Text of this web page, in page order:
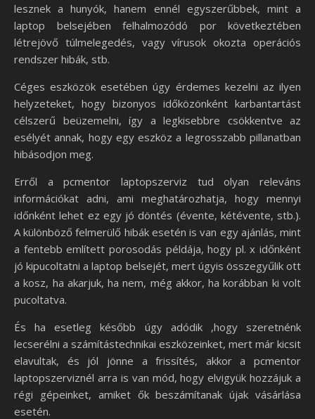
lesznek a hunyók, hanem ennél egyszerűbbek, mint a
laptop belsejében felhalmozódó por következtében
létrejövő túlmelegedés, vagy vírusok okozta operációs
rendszer hibák, stb.
Céges eszközök esetében úgy érdemes kezelni az ilyen
helyzeteket, hogy bizonyos időközönként karbantartást
célszerű beüzemelni, így a legkisebbre csökkentve az
esélyét annak, hogy egy eszköz a legrosszabb pillanatban
hibásodjon meg.
Erről a pcmentor laptopszerviz tud olyan releváns
információkat adni, ami meghatározhatja, hogy mennyi
időnként lehet ez egy jó döntés (évente, kétévente, stb.).
A különböző felmerülő hibák esetén is van egy ajánlás, mint
a fentebb említett porosodás példája, hogy pl. x időnként
jó kipucoltatni a laptop belsejét, mert úgyis összegyűlik ott
a kosz, ha akarjuk, ha nem, még akkor, ha korábban ki volt
pucoltatva.
És ha esetleg később úgy adódik ,hogy szeretnénk
lecserélni a számítástechnikai eszközeinket, mert már kicsit
elavultak, és jól jönne a frissítés, akkor a pcmentor
laptopszerviznél arra is van mód, hogy elvigyük hozzájuk a
régi gépeinket, amiket ők beszámítanak újak vásárlása
esetén.